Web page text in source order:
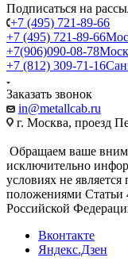
Подписаться на
+7 (495) 721-89-66
+7 (495) 721-89-66
+7(906)090-08-78
+7 (812) 309-71-16
Заказать звонок
in@metallcab.ru
г. Москва, проезд
Обращаем ваше
исключительно
условиях не
положениями Статьи
Российской
Вконтакте
Яндекс.Дзен